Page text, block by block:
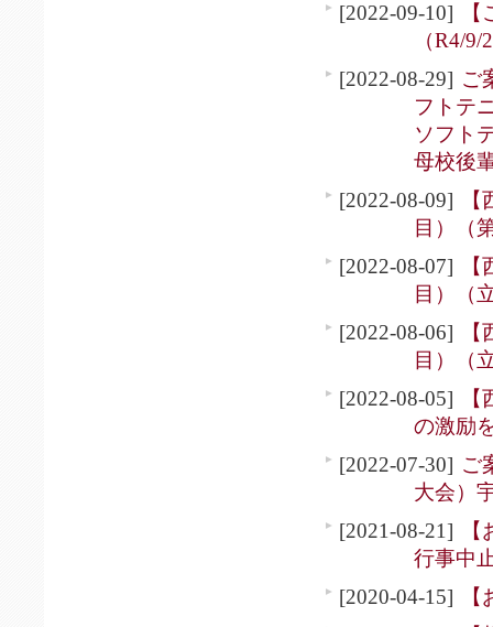
[2022-09-10]
（R4/9/
[2022-08-29] ご
フトテ
ソフト
母校後
[2022-08-09]
目）（
[2022-08-07]
目）（
[2022-08-06]
目）（
[2022-08-05]
の激励
[2022-07-30] ご
大会）
[2021-08-21]
行事中
[2020-04-15]